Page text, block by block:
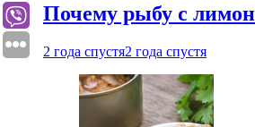
Почему рыбу с
2 года спустя2 года спустя